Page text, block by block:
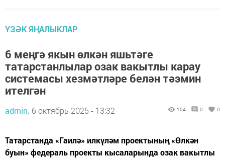
ҮЗӘК ЯҢАЛЫКЛАР
6 меңгә якын өлкән яшьтәге
татарстанлылар озак вакытлы карау
системасы хезмәтләре белән тәэмин
ителгән
admin, 6 октябрь 2025 - 13:32 154 0 0
Татарстанда «Гаилә» илкүләм проектының «Өлкән
буын» федераль проекты кысаларында озак вакытлы